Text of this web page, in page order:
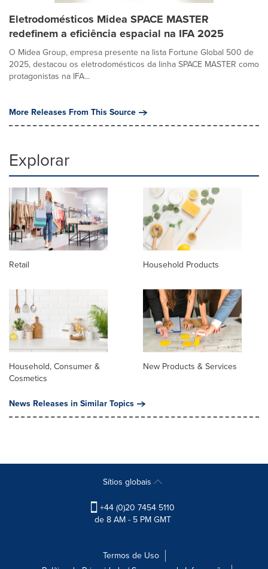
Eletrodomésticos Midea SPACE MASTER
redefinem a eficiência espacial na IFA 2025
O Midea Group, empresa presente na lista Fortune Global 500 de
2025, destacou os eletrodomésticos da linha SPACE MASTER como
protagonistas na IFA...
More Releases From This Source
Explorar
Retail Household Products
Household, Consumer &
Cosmetics
New Products & Services
News Releases in Similar Topics
Sítios globais
+44 (0)20 7454 5110
de 8 AM - 5 PM GMT
Termos de Uso